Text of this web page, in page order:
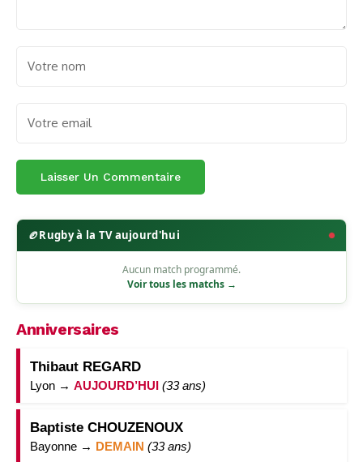
🏉Rugby à la TV aujourd'hui
Aucun match programmé.
Voir tous les matchs →
Anniversaires
Thibaut REGARD
Lyon → AUJOURD’HUI (33 ans)
Baptiste CHOUZENOUX
Bayonne → DEMAIN (33 ans)